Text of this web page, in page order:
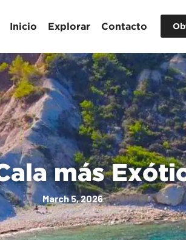
Inicio Explorar Contacto
más
March 5, 2026